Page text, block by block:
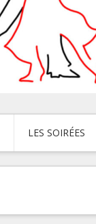
LES SOIRÉES